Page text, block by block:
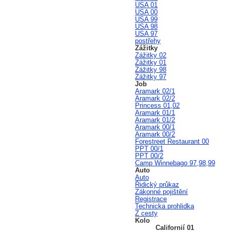
USA 01
USA 00
USA 99
USA 98
USA 97
postřehy
Zážitky
Zážitky 02
Zážitky 01
Zážitky 98
Zážitky 97
Job
Aramark 02/1
Aramark 02/2
Princess 01,02
Aramark 01/1
Aramark 01/2
Aramark 00/1
Aramark 00/2
Forestreet Restaurant 00
PPT 00/1
PPT 00/2
Camp Winnebago 97,98,99
Auto
Auto
Řidický průkaz
Zákonné pojištění
Registrace
Technicka prohlidka
Z cesty
Kolo
Californií 01